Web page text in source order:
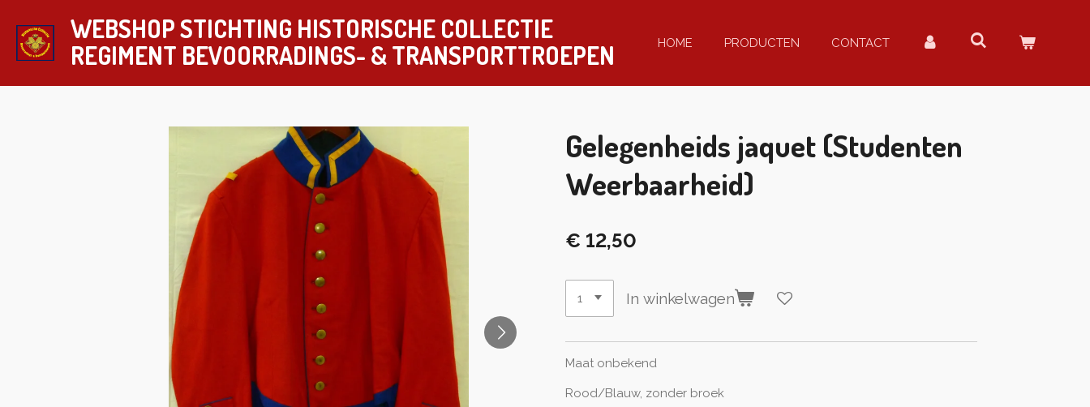
direct
naar
hoofdinhoud
WEBSHOP STICHTING HISTORISCHE COLLECTIE
REGIMENT BEVOORRADINGS- & TRANSPORTTROEPEN HOME PRODUCTEN CONTACT
Gelegenheids jaquet (Studenten
Weerbaarheid)
€ 12,50
In winkelwagen
Maat onbekend
Rood/Blauw, zonder broek